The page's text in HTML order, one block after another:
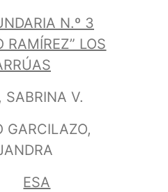
N.º 3
RAMÍREZ” LOS
SABRINA V.
GARCILAZO,
ESA